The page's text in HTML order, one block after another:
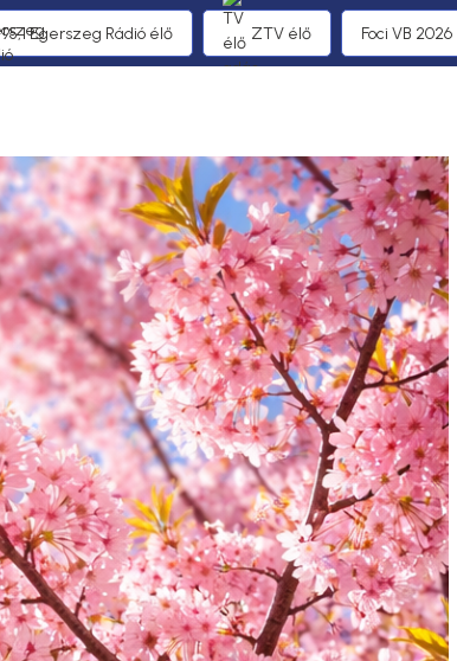
95,1 Egerszeg Rádió élő ZTV élő Foci VB 2026